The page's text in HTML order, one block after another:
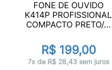
FONE DE OUVIDO
K414P PROFISSIONAL
COMPACTO PRETO/...
R$ 199,00
7x de R$ 28,43 sem juros